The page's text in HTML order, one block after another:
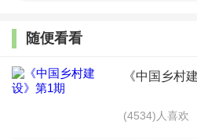
随便看看
《中国乡村
(4534)人喜欢